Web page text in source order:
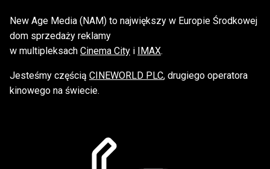
New Age Media (NAM) to największy w Europie Środkowej
dom sprzedaży reklamy
w multipleksach Cinema City i IMAX.
Jesteśmy częścią CINEWORLD PLC, drugiego operatora
kinowego na świecie.